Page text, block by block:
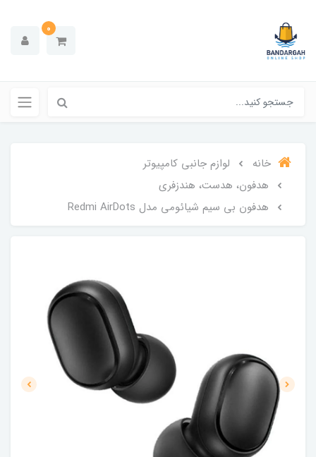
0
خانه
لوازم جانبی کامپیوتر
هدفون، هدست، هندزفری
هدفون بی‌ سیم شیائومی مدل Redmi AirDots